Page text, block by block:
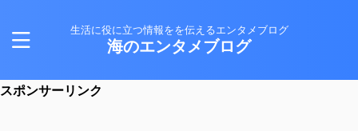
生活に役に立つ情報をを伝えるエンタメブログ
海のエンタメブログ
スポンサーリンク